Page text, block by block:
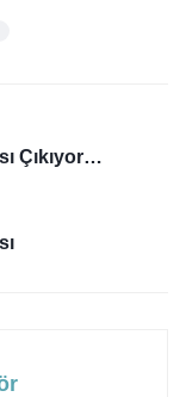
Çıkıyor…